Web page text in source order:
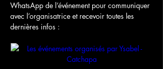
WhatsApp de l’événement pour communiquer
avec l’organisatrice et recevoir toutes les
dernières infos :